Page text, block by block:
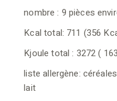
nombre : 9 pièces
Kcal total: 711 (356
Kjoule total : 3272 (
liste allergène:
lait